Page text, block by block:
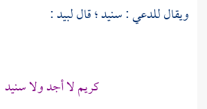
ويقال للدعي : سنيد ؛ قاللبيد:
كريم لا أجد ولا سنيد